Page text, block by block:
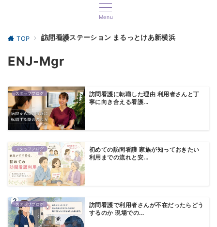
Menu
訪問看護ステーション まるっとけあ新横浜
TOP ENJ-Mgr
ENJ-Mgr
スタッフブログ
訪問看護に転職した理由 利用者さんと丁
寧に向き合える看護...
スタッフブログ
初めての訪問看護 家族が知っておきたい
利用までの流れと安...
スタッフブログ
訪問看護で利用者さんが不在だったらどう
するのか 現場での...